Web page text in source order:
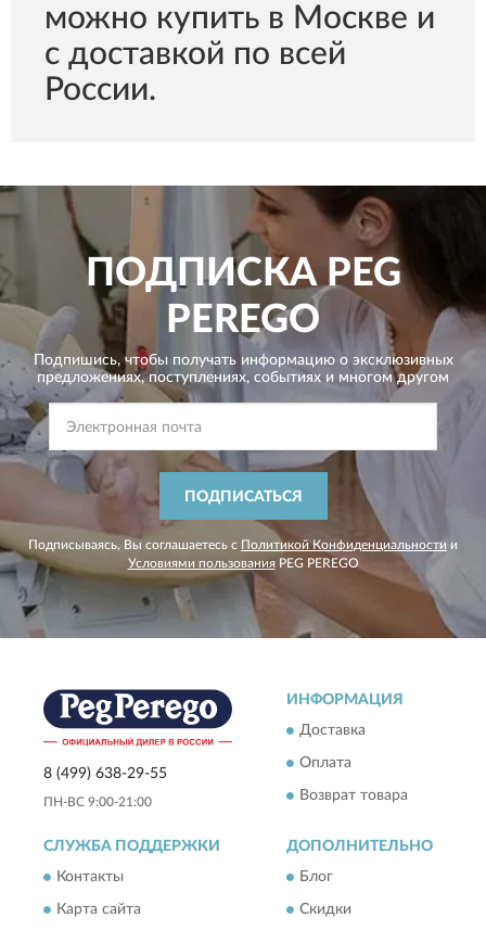
можно купить в Москве и
с доставкой по всей
России.
ПОДПИСКАPEG
PEREGO
Подпишись, чтобы получать информацию о эксклюзивных
предложениях,поступлениях, событиях и многом другом
ПОДПИСАТЬСЯ
Подписываясь, Вы соглашаетесь с Политикой Конфиденциальности и
Условиями пользованияPEG PEREGO
8 (499) 638-29-55
ПН-ВС 9:00-21:00
ИНФОРМАЦИЯ
Доставка
Оплата
Возврат товара
СЛУЖБА ПОДДЕРЖКИ
Контакты
Карта сайта
ДОПОЛНИТЕЛЬНО
Блог
Скидки